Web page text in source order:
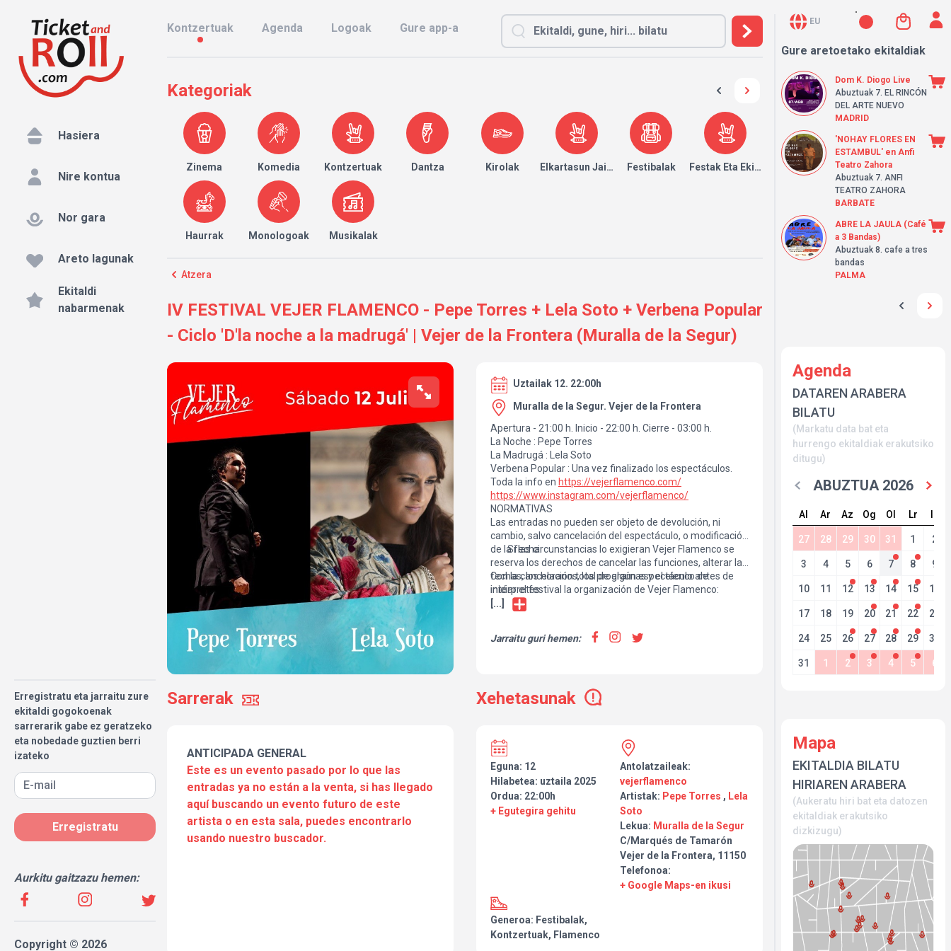
Hasiera
Nire kontua
Nor gara
Areto lagunak
Ekitaldi
nabarmenak
Erregistratu eta jarraitu zure
ekitaldi gogokoenak
sarrerarik gabe ez geratzeko
eta nobedade guztien berri
izateko
Erregistratu
Aurkitu gaitzazu hemen:
Copyright © 2026
Kontzertuak Agenda Logoak Gure app-a
Kategoriak
Zinema Komedia Kontzertuak Dantza Kirolak Elkartasun JaialdiakFestibalak Festak Eta Ekitaldiak
Haurrak Monologoak Musikalak
Atzera
IV FESTIVAL VEJER FLAMENCO - Pepe Torres + Lela Soto + Verbena Popular
- Ciclo 'D'la noche a la madrugá' | Vejer de la Frontera (Muralla de la Segur)
Uztailak 12. 22:00h
Muralla de la Segur. Vejer de la Frontera
Apertura - 21:00 h. Inicio - 22:00 h. Cierre - 03:00 h.
La Noche : Pepe Torres
La Madrugá : Lela Soto
Verbena Popular : Una vez finalizado los espectáculos.
Toda la info en https://vejerflamenco.com/
https://www.instagram.com/vejerflamenco/
NORMATIVAS
Las entradas no pueden ser objeto de devolución, ni
cambio, salvo cancelación del espectáculo, o modificación
de la fecha.
· Si las circunstancias lo exigieran Vejer Flamenco se
reserva los derechos de cancelar las funciones, alterar las
fechas, los horarios, los programas y el elenco de
intérpretes.
Con la cancelación total de algún espectáculo antes de
iniciar el festival la organización de Vejer Flamenco:
utilizado para su compra
[...]
Jarraitu guri hemen:
Sarrerak Xehetasunak
ANTICIPADA GENERAL
Este es un evento pasado por lo que las
entradas ya no están a la venta, si has llegado
aquí buscando un evento futuro de este
artista o en esta sala, puedes encontrarlo
usando nuestro buscador.
Eguna: 12
Hilabetea: uztaila 2025
Ordua: 22:00h
+ Egutegira gehitu
Antolatzaileak:
vejerflamenco
Artistak: Pepe Torres , Lela
Soto
Lekua: Muralla de la Segur
C/Marqués de Tamarón
Vejer de la Frontera, 11150
Telefonoa:
+ Google Maps-en ikusi
Generoa: Festibalak,
Kontzertuak, Flamenco
EU
Gure aretoetako ekitaldiak
Dom K. Diogo Live
Abuztuak 7. EL RINCÓN
DEL ARTE NUEVO
MADRID
'NOHAY FLORES EN
ESTAMBUL' en Anfi
Teatro Zahora
Abuztuak 7. ANFI
TEATRO ZAHORA
BARBATE
ABRE LA JAULA (Café
a 3 Bandas)
Abuztuak 8. cafe a tres
bandas
PALMA
Agenda
DATAREN ARABERA
BILATU
(Markatu data bat eta
hurrengo ekitaldiak erakutsiko
ditugu)
ABUZTUA 2026
Al Ar Az Og Ol Lr Ig
27 28 29 30 31 1 2
3 4 5 6 7 8 9
10 11 12 13 14 15 16
17 18 19 20 21 22 23
24 25 26 27 28 29 30
31 1 2 3 4 5 6
Mapa
EKITALDIA BILATU
HIRIAREN ARABERA
(Aukeratu hiri bat eta datozen
ekitaldiak erakutsiko
dizkizugu)